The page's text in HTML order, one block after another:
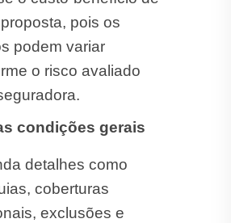
pois os
podem variar
o risco avaliado
condições gerais
detalhes como
coberturas
exclusões e